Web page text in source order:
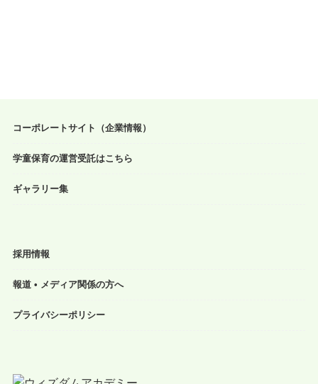
コーポレートサイト（企業情報）
学童保育の運営受託はこちら
ギャラリー集
採用情報
報道 • メディア関係の方へ
プライバシーポリシー